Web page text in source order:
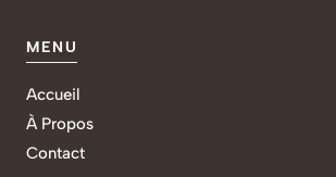
MENU
Accueil
À Propos
Contact